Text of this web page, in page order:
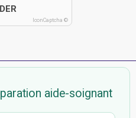
IconCaptcha ©
aide-soignant